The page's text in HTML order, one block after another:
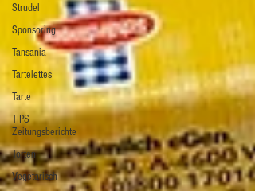
Strudel
Sponsoring
Tansania
Tartelettes
Tarte
TIPS
Zeitungsberichte
Torten
Vegetarisch